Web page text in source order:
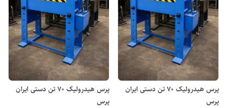
پرس هیدرولیک 70 تن دستی ایران
پرس
پرس هیدرولیک 70 تن دستی ایران
پرس